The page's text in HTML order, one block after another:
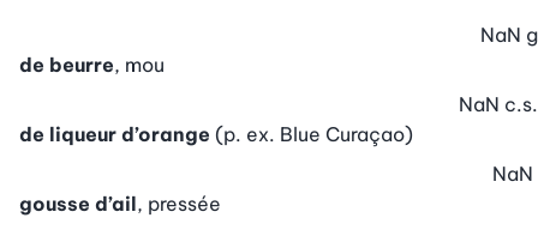
de beurre, mou
NaN g
de liqueur d’orange (p. ex. Blue Curaçao)
NaN c.s.
gousse d’ail, pressée
NaN